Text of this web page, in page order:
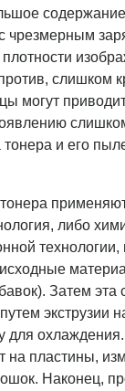
чрезмерным
слишком
могут
и его
либо
технологии,
Затем эта
экструзии
для
на пластины,
Наконец,